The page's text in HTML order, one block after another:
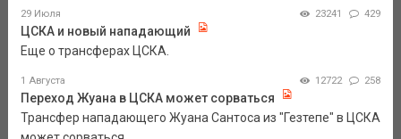
29 Июля 23241 429
ЦСКА и новый нападающий
Еще о трансферах ЦСКА.
1 Августа 12722 258
Переход Жуана в ЦСКА может сорваться
Трансфер нападающего Жуана Сантоса из "Гезтепе" в ЦСКА